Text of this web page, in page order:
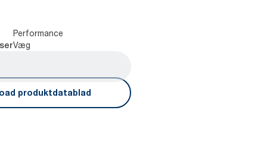
Performance
Væg
produktdatablad